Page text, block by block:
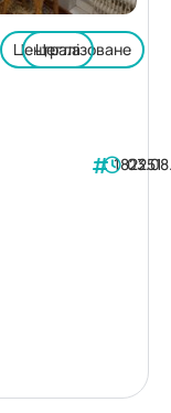
Централізоване
Цегла
182251